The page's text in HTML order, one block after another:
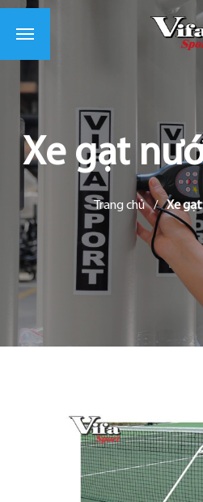
Xe gạt
Trang chủ / Xe